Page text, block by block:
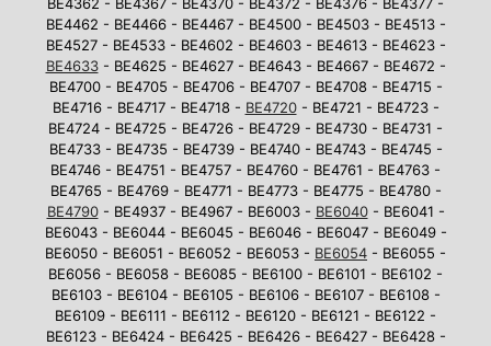
BE4462 - BE4466 - BE4467 - BE4500 - BE4503 - BE4513 -
BE4527 - BE4533 - BE4602 - BE4603 - BE4613 - BE4623 -
BE4633- BE4625 - BE4627 - BE4643 - BE4667 - BE4672 -
BE4700 - BE4705 - BE4706 - BE4707 - BE4708 - BE4715 -
BE4716 - BE4717 - BE4718 - BE4720- BE4721 - BE4723 -
BE4724 - BE4725 - BE4726 - BE4729 - BE4730 - BE4731 -
BE4733 - BE4735 - BE4739 - BE4740 - BE4743 - BE4745 -
BE4746 - BE4751 - BE4757 - BE4760 - BE4761 - BE4763 -
BE4765 - BE4769 - BE4771 - BE4773 - BE4775 - BE4780 -
BE4790- BE4937 - BE4967 - BE6003 - BE6040- BE6041 -
BE6043 - BE6044 - BE6045 - BE6046 - BE6047 - BE6049 -
BE6050 - BE6051 - BE6052 - BE6053 - BE6054 - BE6055 -
BE6056 - BE6058 - BE6085 - BE6100 - BE6101 - BE6102 -
BE6103 - BE6104 - BE6105 - BE6106 - BE6107 - BE6108 -
BE6109 - BE6111 - BE6112 - BE6120 - BE6121 - BE6122 -
BE6123 - BE6424 - BE6425 - BE6426 - BE6427 - BE6428 -